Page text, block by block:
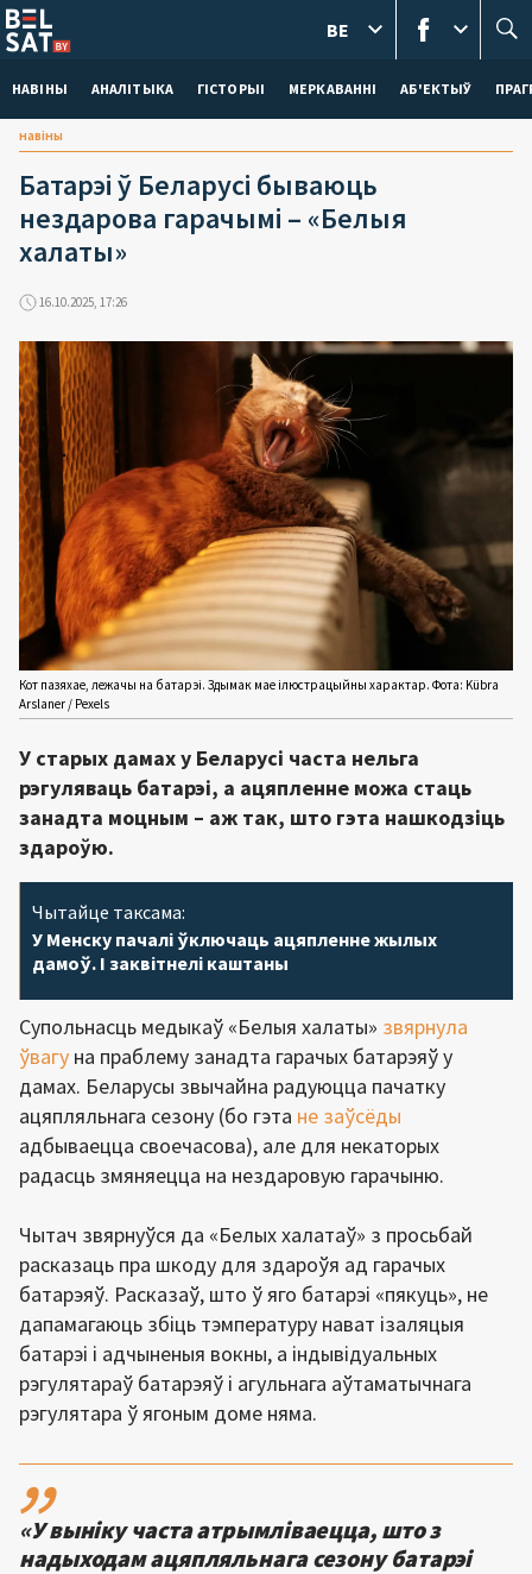
НАВІНЫ АНАЛІТЫКА ГІСТОРЫІ МЕРКАВАННI АБ'ЕКТЫЎ
BE
навіны
Батарэі ў Беларусі бываюць
нездарова гарачымі – «Белыя
халаты»
16.10.2025, 17:26
Кот пазяхае, лежачы на батарэі. Здымак мае ілюстрацыйны характар. Фота: Kübra
Arslaner / Pexels
У старых дамах у Беларусі часта нельга
рэгуляваць батарэі, а ацяпленне можа стаць
занадта моцным – аж так, што гэта нашкодзіць
здароўю.
Чытайце таксама:
У Менску пачалі ўключаць ацяпленне жылых
дамоў. І заквітнелі каштаны
Супольнасць медыкаў «Белыя халаты» звярнула
ўвагу на праблему занадта гарачых батарэяў у
дамах. Беларусы звычайна радуюцца пачатку
ацяпляльнага сезону (бо гэта не заўсёды
адбываецца своечасова), але для некаторых
радасць змяняецца на нездаровую гарачыню.
Чытач звярнуўся да «Белых халатаў» з просьбай
расказаць пра шкоду для здароўя ад гарачых
батарэяў. Расказаў, што ў яго батарэі «пякуць», не
дапамагаюць збіць тэмпературу нават ізаляцыя
батарэі і адчыненыя вокны, а індывідуальных
рэгулятараў батарэяў і агульнага аўтаматычнага
рэгулятара ў ягоным доме няма.
,,
«У выніку часта атрымліваецца, што з
надыходам ацяпляльнага сезону батарэі